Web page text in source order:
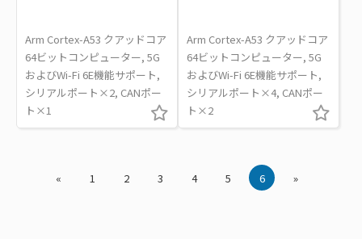
Arm Cortex-A53 クアッドコア
64ビットコンピューター, 5G
およびWi-Fi 6E機能サポート,
シリアルポート×2, CANポー
ト×1
Arm Cortex-A53 クアッドコア
64ビットコンピューター, 5G
およびWi-Fi 6E機能サポート,
シリアルポート×4, CANポー
ト×2
« 1 2 3 4 5 6 »